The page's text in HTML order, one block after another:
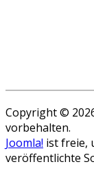
Copyright ©
vorbehalten.
Joomla! ist freie,
veröffentlichte